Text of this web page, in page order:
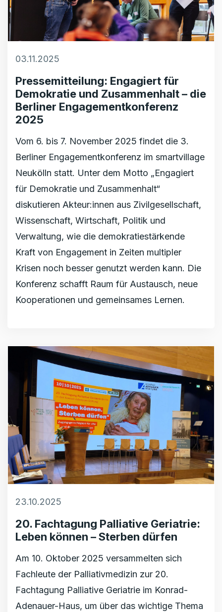
03.11.2025
Pressemitteilung: Engagiert für
Demokratie und Zusammenhalt – die
Berliner Engagementkonferenz
2025
Vom 6. bis 7. November 2025 findet die 3.
Berliner Engagementkonferenz im smartvillage
Neukölln statt. Unter dem Motto „Engagiert
für Demokratie und Zusammenhalt“
diskutieren Akteur:innen aus Zivilgesellschaft,
Wissenschaft, Wirtschaft, Politik und
Verwaltung, wie die demokratiestärkende
Kraft von Engagement in Zeiten multipler
Krisen noch besser genutzt werden kann. Die
Konferenz schafft Raum für Austausch, neue
Kooperationen und gemeinsames Lernen.
23.10.2025
20. Fachtagung Palliative Geriatrie:
Leben können – Sterben dürfen
Am 10. Oktober 2025 versammelten sich
Fachleute der Palliativmedizin zur 20.
Fachtagung Palliative Geriatrie im Konrad-
Adenauer-Haus, um über das wichtige Thema